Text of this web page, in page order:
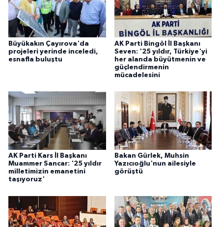
Büyükakın Çayırova'da
projeleri yerinde inceledi,
esnafla buluştu
AK Parti Bingöl İl Başkanı
Seven: '25 yıldır, Türkiye'yi
her alanda büyütmenin ve
güçlendirmenin
mücadelesini
AK Parti Kars İl Başkanı
Muammer Sancar: '25 yıldır
milletimizin emanetini
taşıyoruz'
Bakan Gürlek, Muhsin
Yazıcıoğlu'nun ailesiyle
görüştü